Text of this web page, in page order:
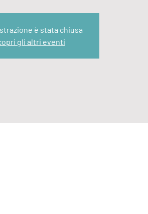
è stata chiusa
gli altri eventi